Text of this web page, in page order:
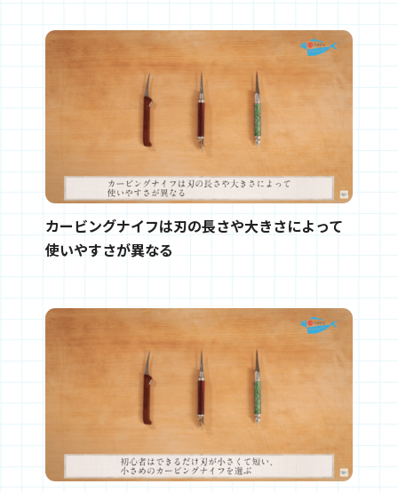
カービングナイフは刃の長さや大きさによって
使いやすさが異なる